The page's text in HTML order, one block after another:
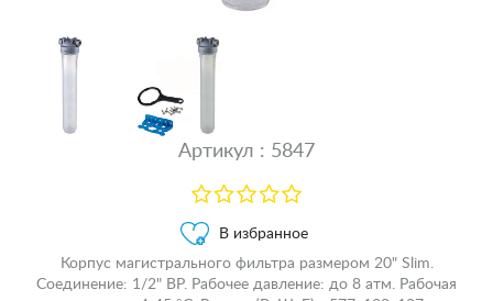
Артикул : 5847
В избранное
Корпус магистрального фильтра размером 20" Slim.
Соединение: 1/2" ВР. Рабочее давление: до 8 атм. Рабочая